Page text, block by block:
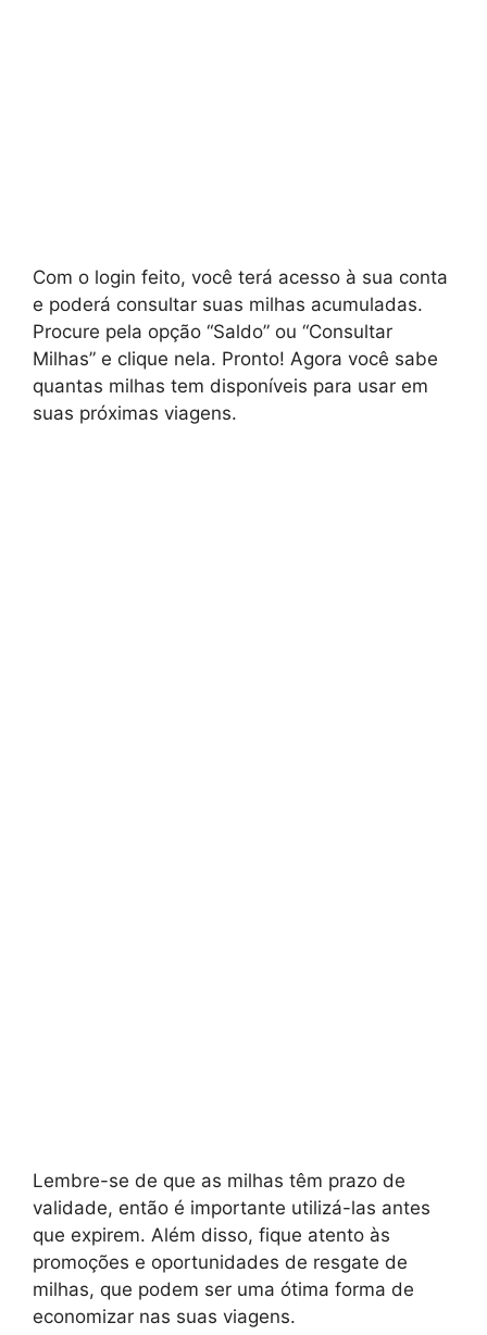
Com o login feito, você terá acesso à sua conta
e poderá consultar suas milhas acumuladas.
Procure pela opção “Saldo” ou “Consultar
Milhas” e clique nela. Pronto! Agora você sabe
quantas milhas tem disponíveis para usar em
suas próximas viagens.
Lembre-se de que as milhas têm prazo de
validade, então é importante utilizá-las antes
que expirem. Além disso, fique atento às
promoções e oportunidades de resgate de
milhas, que podem ser uma ótima forma de
economizar nas suas viagens.